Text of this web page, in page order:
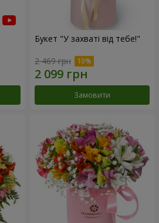
Букет "У захваті від тебе!"
2 469 грн
Замовити